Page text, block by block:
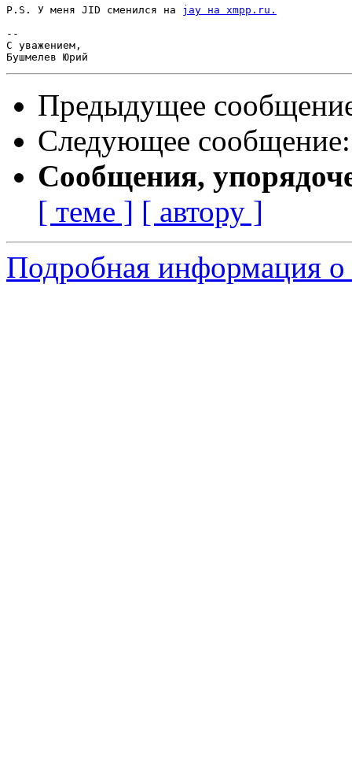
P.S. У меня JID сменился на jay на xmpp.ru.
--
С уважением,
Предыдущее
Следующее
Сообщения,
[ теме ] [ автору ]
Подробная информация о